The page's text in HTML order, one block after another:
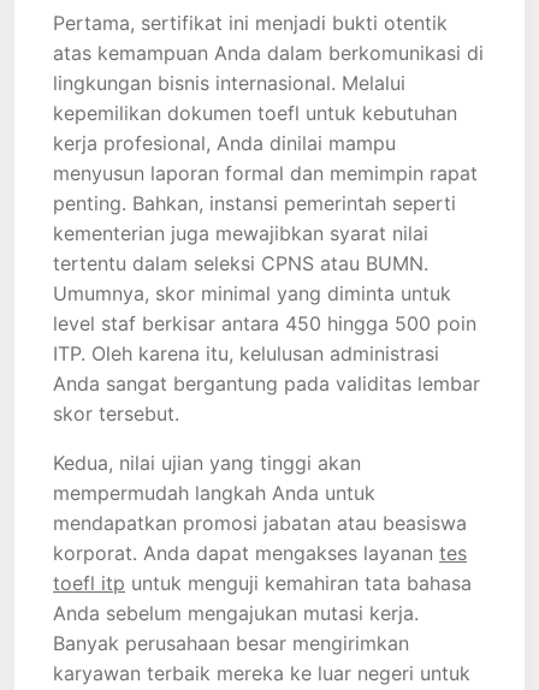
Pertama, sertifikat ini menjadi bukti otentik
atas kemampuan Anda dalam berkomunikasi di
lingkungan bisnis internasional. Melalui
kepemilikan dokumen toefl untuk kebutuhan
kerja profesional, Anda dinilai mampu
menyusun laporan formal dan memimpin rapat
penting. Bahkan, instansi pemerintah seperti
kementerian juga mewajibkan syarat nilai
tertentu dalam seleksi CPNS atau BUMN.
Umumnya, skor minimal yang diminta untuk
level staf berkisar antara 450 hingga 500 poin
ITP. Oleh karena itu, kelulusan administrasi
Anda sangat bergantung pada validitas lembar
skor tersebut.
Kedua, nilai ujian yang tinggi akan
mempermudah langkah Anda untuk
mendapatkan promosi jabatan atau beasiswa
korporat. Anda dapat mengakses layanan tes
toefl itp untuk menguji kemahiran tata bahasa
Anda sebelum mengajukan mutasi kerja.
Banyak perusahaan besar mengirimkan
karyawan terbaik mereka ke luar negeri untuk